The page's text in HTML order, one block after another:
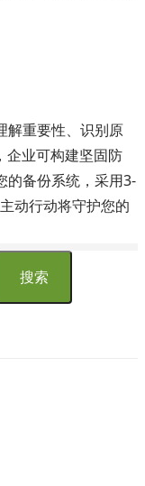
解重要性、识别原
企业可构建坚固防
备份系统，采用3-
动行动将守护您的
搜索